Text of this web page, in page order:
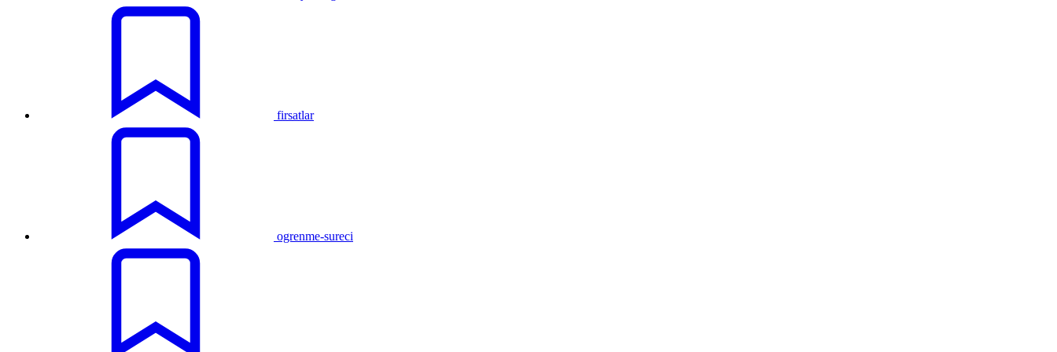
firsatlar
ogrenme-sureci